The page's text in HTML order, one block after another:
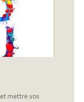
mettre vos